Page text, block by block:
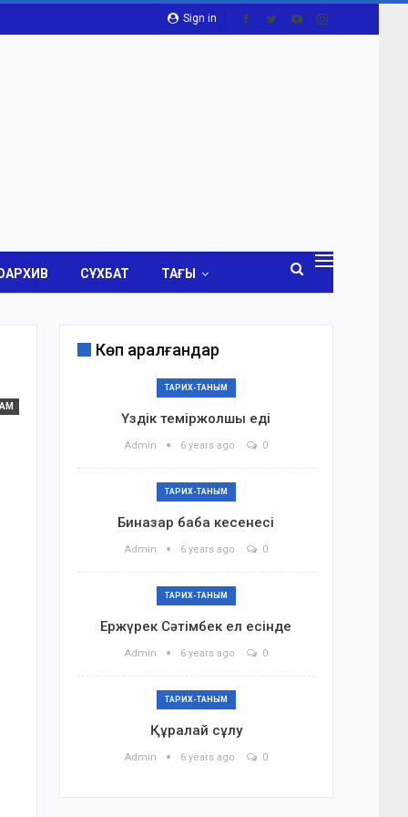
Sign in
СҰХБАТ ТАҒЫ
Көп қаралғандар
ТАРИХ-ТАНЫМ
Үздік теміржолшы еді
Admin 6 years ago 0
ТАРИХ-ТАНЫМ
Биназар баба кесенесі
Admin 6 years ago 0
ТАРИХ-ТАНЫМ
Ержүрек Сәтімбек ел есінде
Admin 6 years ago 0
ТАРИХ-ТАНЫМ
Құралай сұлу
Admin 6 years ago 0